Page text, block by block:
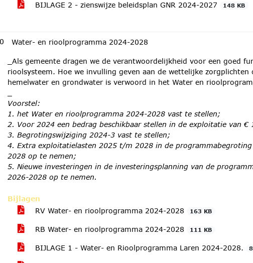
BIJLAGE 2 - zienswijze beleidsplan GNR 2024-2027 148 KB
Water- en rioolprogramma 2024-2028
_Als gemeente dragen we de verantwoordelijkheid voor een goed
rioolsysteem. Hoe we invulling geven aan de wettelijke zorgplichten
hemelwater en grondwater is verwoord in het Water en
Voorstel:
1. het Water en rioolprogramma 2024-2028 vast te stellen;
2. Voor 2024 een bedrag beschikbaar stellen in de exploitatie van €
3. Begrotingswijziging 2024-3 vast te stellen;
4. Extra exploitatielasten 2025 t/m 2028 in de
2028 op te nemen;
5. Nieuwe investeringen in de investeringsplanning van de
2026-2028 op te nemen.
Bijlagen
RV Water- en rioolprogramma 2024-2028
163 KB
RB Water- en rioolprogramma 2024-2028 111 KB
BIJLAGE 1 - Water- en Rioolprogramma Laren 2024-2028.